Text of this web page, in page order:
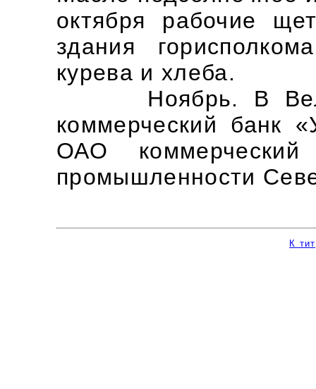
октября рабочие
здания
курева и хлеба.
Ноябрь. В
коммерческий банк
ОАО
промышленности
К